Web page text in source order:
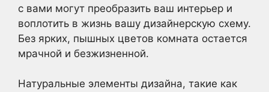
с вами могут преобразить ваш интерьер и
воплотить в жизнь вашу дизайнерскую схему.
Без ярких, пышных цветов комната остается
мрачной и безжизненной.
Натуральные элементы дизайна, такие как